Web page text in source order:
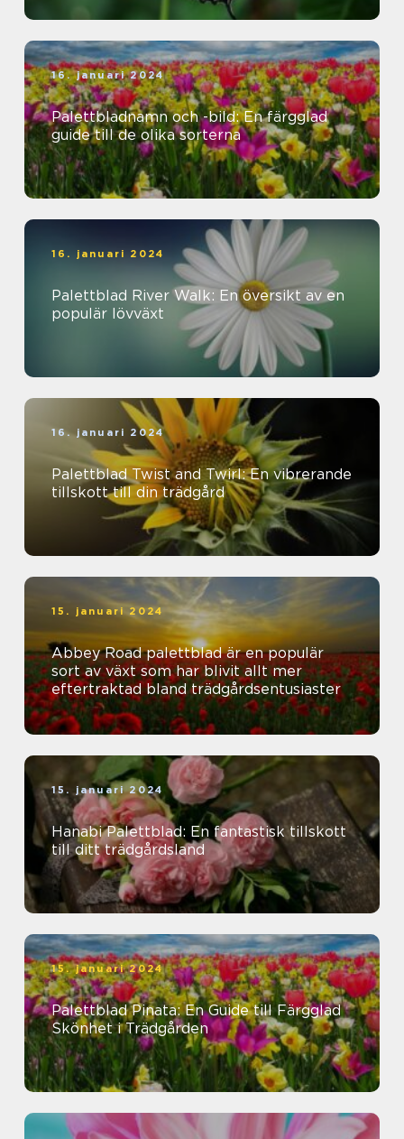
16. januari 2024
Palettbladnamn och -bild: En färgglad
guide till de olika sorterna
16. januari 2024
Palettblad River Walk: En översikt av en
populär lövväxt
16. januari 2024
Palettblad Twist and Twirl: En vibrerande
tillskott till din trädgård
15. januari 2024
Abbey Road palettblad är en populär
sort av växt som har blivit allt mer
eftertraktad bland trädgårdsentusiaster
15. januari 2024
Hanabi Palettblad: En fantastisk tillskott
till ditt trädgårdsland
15. januari 2024
Palettblad Pinata: En Guide till Färgglad
Skönhet i Trädgården